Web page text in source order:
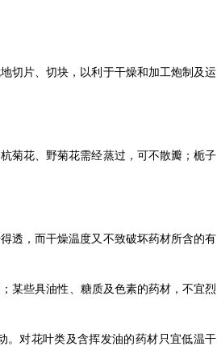
切片、切块，以利于干燥和加工炮制及运
菊花、野菊花需经蒸过，可不散瓣；栀子
透，而干燥温度又不致破坏药材所含的有
某些具油性、糖质及色素的药材，不宜烈
。对花叶类及含挥发油的药材只宜低温干